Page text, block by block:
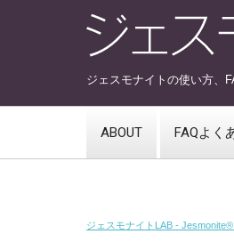
ジェスモナイトの使い方、
ABOUT FAQよく
ジェスモナイトLAB - Jesmonite®